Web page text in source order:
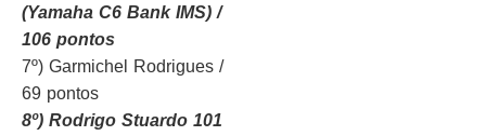
(Yamaha C6 Bank IMS) /
106 pontos
7º) Garmichel Rodrigues /
69 pontos
8º) Rodrigo Stuardo 101